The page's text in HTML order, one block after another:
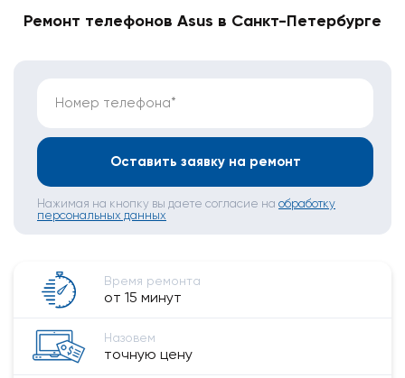
Ремонт телефонов Asus в Санкт-Петербурге
Номер телефона*
Оставить заявку на ремонт
Нажимая на кнопку вы даете согласие на обработку
персональных данных
Время ремонта
от 15 минут
Назовем
точную цену